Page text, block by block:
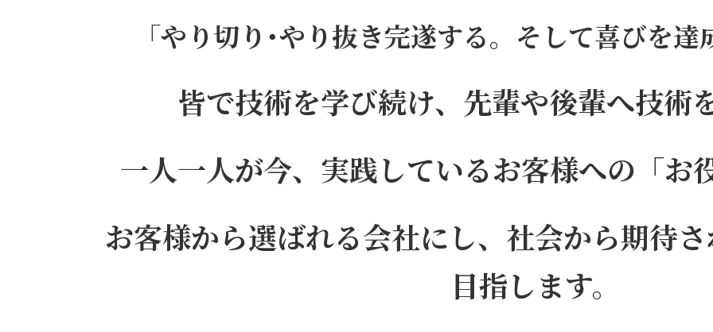
「やり切り･やり抜き完遂する。そして喜びを
皆で技術を学び続け、先輩や後輩へ技術
一人一人が今、実践しているお客様への「お
お客様から選ばれる会社にし、社会から期待
目指します。